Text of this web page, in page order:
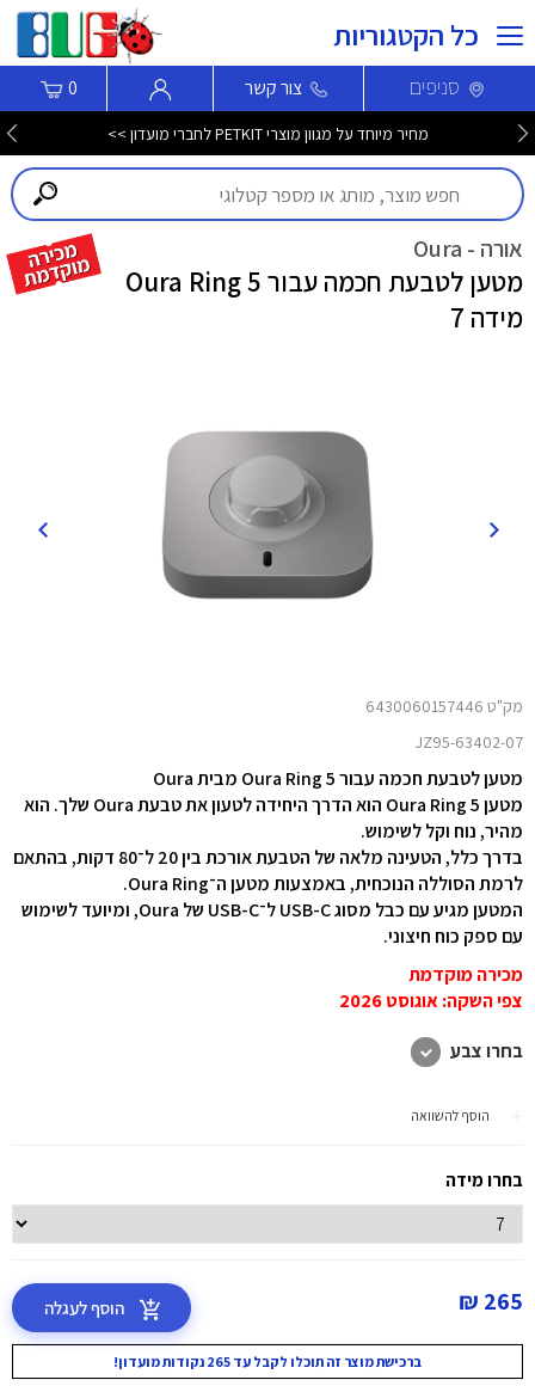
כל הקטגוריות
סניפים צור קשר 0
מחיר מיוחד על מגוון מוצרי PETKIT לחברי מועדון >>
אורה - Oura
מטען לטבעת חכמה עבור Oura Ring 5
מידה 7
מק"ט 6430060157446
JZ95-63402-07
מטען לטבעת חכמה עבור Oura Ring 5 מבית Oura
מטען Oura Ring 5 הוא הדרך היחידה לטעון את טבעת Oura שלך. הוא
מהיר, נוח וקל לשימוש.
בדרך כלל, הטעינה מלאה של הטבעת אורכת בין 20 ל־80 דקות, בהתאם
לרמת הסוללה הנוכחית, באמצעות מטען ה־Oura Ring.
המטען מגיע עם כבל מסוג USB-C ל־USB-C של Oura, ומיועד לשימוש
עם ספק כוח חיצוני.
מכירה מוקדמת
צפי השקה: אוגוסט 2026
בחרו צבע
הוסף להשוואה
בחרו מידה
265 ₪ הוסף לעגלה
ברכישת מוצר זה תוכלו לקבל עד 265 נקודות מועדון!